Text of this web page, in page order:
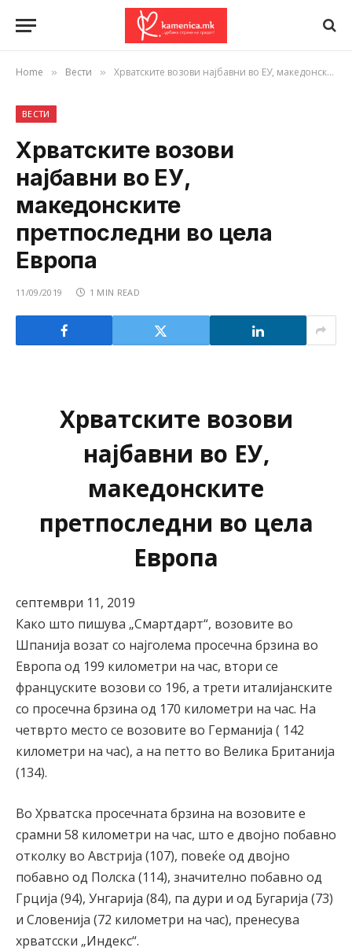
Home » Вести » Хрватските возови најбавни во ЕУ, македонските претпоследни во цела Европа
ВЕСТИ
Хрватските возови
најбавни во ЕУ,
македонските
претпоследни во цела
Европа
11/09/2019 1 MIN READ
Хрватските возови
најбавни во ЕУ,
македонските
претпоследни во цела
Европа
септември 11, 2019
Како што пишува „Смартдарт“, возовите во
Шпанија возат со најголема просечна брзина во
Европа од 199 километри на час, втори се
француските возови со 196, а трети италијанските
со просечна брзина од 170 километри на час. На
четврто место се возовите во Германија ( 142
километри на час), а на петто во Велика Британија
(134).
Во Хрватска просечната брзина на возовите е
срамни 58 километри на час, што е двојно побавно
отколку во Австрија (107), повеќе од двојно
побавно од Полска (114), значително побавно од
Грција (94), Унгарија (84), па дури и од Бугарија (73)
и Словенија (72 километри на час), пренесува
хрватсски „Индекс“.